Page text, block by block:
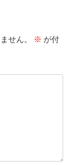
せん。 ※ が付